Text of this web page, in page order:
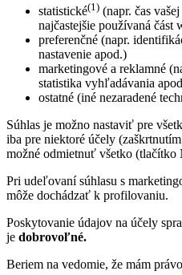
statistické(1) (napr. čas
najčastejšie používaná část
preferenčné (napr.
nastavenie apod.)
marketingové a reklamné
statistika vyhľadávania
ostatné (iné nezaradené
Súhlas je možno nastaviť pre
iba pre niektoré účely
možné odmietnuť všetko (tlačítko
Pri udeľovaní súhlasu s
môže dochádzať k profilovaniu.
Poskytovanie údajov na účely
je dobrovoľné.
Beriem na vedomie, že mám